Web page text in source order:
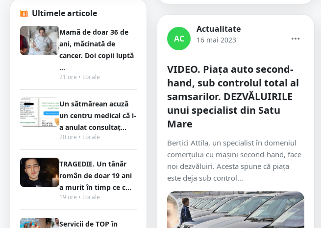
Ultimele articole
Mamă de doar 36 de
ani, măcinată de
cancer. Doi copii luptă
...
21 ore • Locale
Un sătmărean acuză
un centru medical că i-
a anulat consultaț...
20 ore • Locale
TRAGEDIE. Un tânăr
român de doar 19 ani
a murit în timp ce c...
19 ore • Locale
Servicii de TOP în
AC
Actualitate
16 mai 2023
VIDEO. Piața auto second-
hand, sub controlul total al
samsarilor. DEZVĂLUIRILE
unui specialist din Satu
Mare
Bertici Attila, un specialist în domeniul
comerțului cu mașini second-hand, face
noi dezvăluiri. Acesta spune că piața
este deja sub control...